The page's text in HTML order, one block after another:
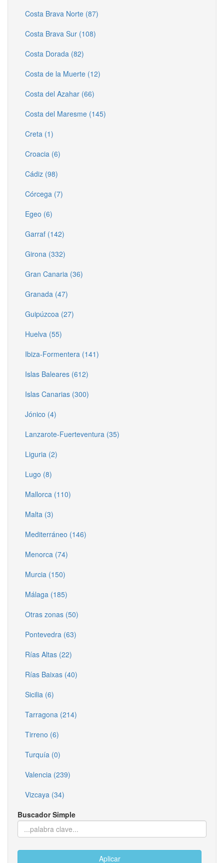
Costa Brava Norte (87)
Costa Brava Sur (108)
Costa Dorada (82)
Costa de la Muerte (12)
Costa del Azahar (66)
Costa del Maresme (145)
Creta (1)
Croacia (6)
Cádiz (98)
Córcega (7)
Egeo (6)
Garraf (142)
Girona (332)
Gran Canaria (36)
Granada (47)
Guipúzcoa (27)
Huelva (55)
Ibiza-Formentera (141)
Islas Baleares (612)
Islas Canarias (300)
Jónico (4)
Lanzarote-Fuerteventura (35)
Liguria (2)
Lugo (8)
Mallorca (110)
Malta (3)
Mediterráneo (146)
Menorca (74)
Murcia (150)
Málaga (185)
Otras zonas (50)
Pontevedra (63)
Rías Altas (22)
Rías Baixas (40)
Sicilia (6)
Tarragona (214)
Tirreno (6)
Turquía (0)
Valencia (239)
Vizcaya (34)
Buscador Simple
Aplicar